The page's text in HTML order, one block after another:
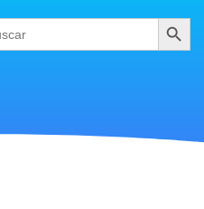
Buscar